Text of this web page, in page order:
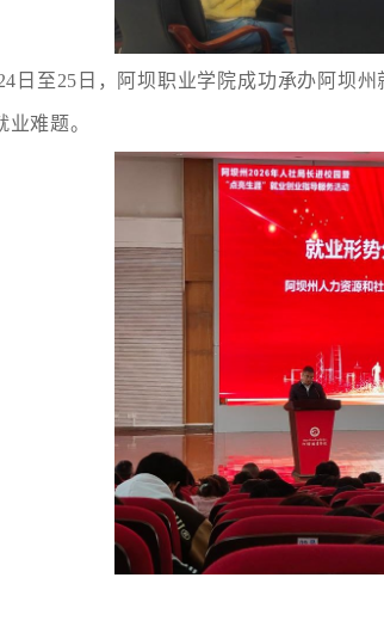
日至25日，阿坝职业学院成功承办阿坝
业难题。